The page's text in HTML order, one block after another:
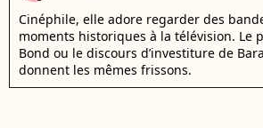
Cinéphile, elle adore regarder des
moments historiques à la télévision. Le
Bond ou le discours d’investiture de
donnent les mêmes frissons.